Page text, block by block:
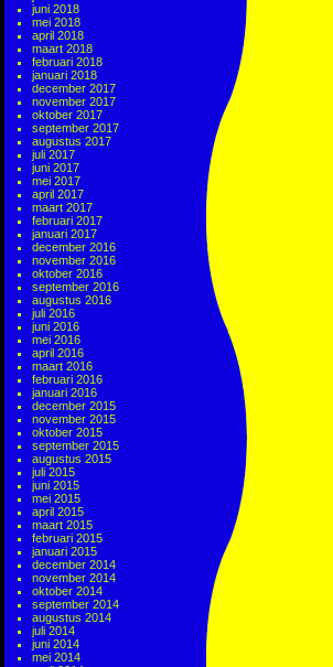
juni 2018
mei 2018
april 2018
maart 2018
februari 2018
januari 2018
december 2017
november 2017
oktober 2017
september 2017
augustus 2017
juli 2017
juni 2017
mei 2017
april 2017
maart 2017
februari 2017
januari 2017
december 2016
november 2016
oktober 2016
september 2016
augustus 2016
juli 2016
juni 2016
mei 2016
april 2016
maart 2016
februari 2016
januari 2016
december 2015
november 2015
oktober 2015
september 2015
augustus 2015
juli 2015
juni 2015
mei 2015
april 2015
maart 2015
februari 2015
januari 2015
december 2014
november 2014
oktober 2014
september 2014
augustus 2014
juli 2014
juni 2014
mei 2014